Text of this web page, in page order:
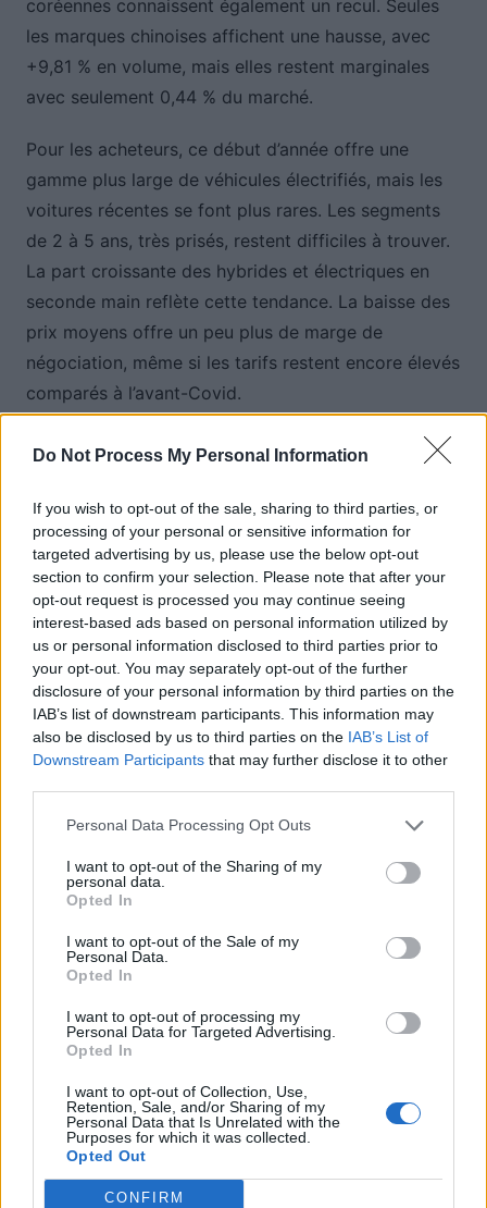
Do Not Process My Personal Information
If you wish to opt-out of the sale, sharing to third parties, or
processing of your personal or sensitive information for
targeted advertising by us, please use the below opt-out
section to confirm your selection. Please note that after your
opt-out request is processed you may continue seeing
interest-based ads based on personal information utilized by
us or personal information disclosed to third parties prior to
your opt-out. You may separately opt-out of the further
disclosure of your personal information by third parties on the
IAB’s list of downstream participants. This information may
also be disclosed by us to third parties on the IAB’s List of
Downstream Participants that may further disclose it to other
Personal Data Processing Opt Outs
I want to opt-out of the Sharing of my
personal data.
Opted In
I want to opt-out of the Sale of my
Personal Data.
Opted In
I want to opt-out of processing my
Personal Data for Targeted Advertising.
Opted In
I want to opt-out of Collection, Use,
Retention, Sale, and/or Sharing of my
Personal Data that Is Unrelated with the
Purposes for which it was collected.
Opted Out
CONFIRM
coréennes connaissent également un recul. Seules
les marques chinoises affichent une hausse, avec
+9,81 % en volume, mais elles restent marginales
avec seulement 0,44 % du marché.
Pour les acheteurs, ce début d’année offre une
gamme plus large de véhicules électrifiés, mais les
voitures récentes se font plus rares. Les segments
de 2 à 5 ans, très prisés, restent difficiles à trouver.
La part croissante des hybrides et électriques en
seconde main reflète cette tendance. La baisse des
prix moyens offre un peu plus de marge de
négociation, même si les tarifs restent encore élevés
comparés à l’avant-Covid.
Navigation
de
l’article
Précédent Suivant
Autonomie électrique : ce que vous
d’acheter
Auto Pour Vous 5 août 2026